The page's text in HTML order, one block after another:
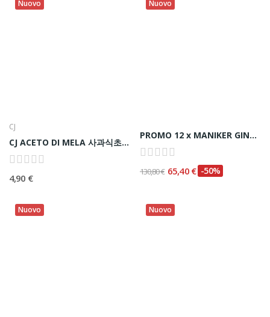
Nuovo
CJ
CJ ACETO DI MELA 사과식초 900ML
4,90 €
Nuovo
PROMO 12 x MANIKER GINSENG CHICKEN STEW...
130,80 € 65,40 € -50%
Nuovo Nuovo